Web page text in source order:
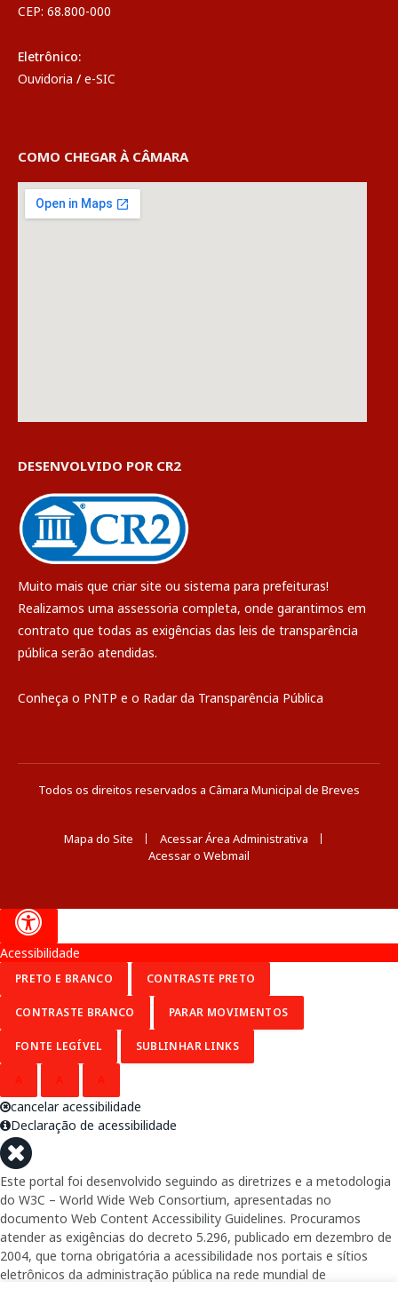
CEP: 68.800-000
Eletrônico:
Ouvidoria / e-SIC
COMO CHEGAR À CÂMARA
DESENVOLVIDO POR CR2
Muito mais que criar site ou sistema para prefeituras!
Realizamos uma assessoria completa, onde garantimos em
contrato que todas as exigências das leis de transparência
pública serão atendidas.
Conheça o PNTP e o Radar da Transparência Pública
Todos os direitos reservados a Câmara Municipal de Breves
Mapa do Site
Acessar Área Administrativa
Acessar o Webmail
Acessibilidade
PRETO E BRANCO CONTRASTE PRETO
CONTRASTE BRANCO PARAR MOVIMENTOS
FONTE LEGÍVEL SUBLINHAR LINKS
cancelar acessibilidade
Declaração de acessibilidade
Este portal foi desenvolvido seguindo as diretrizes e a metodologia
do W3C – World Wide Web Consortium, apresentadas no
documento Web Content Accessibility Guidelines. Procuramos
atender as exigências do decreto 5.296, publicado em dezembro de
2004, que torna obrigatória a acessibilidade nos portais e sítios
eletrônicos da administração pública na rede mundial de